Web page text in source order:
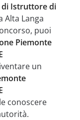
di Istruttore di
Alta Langa
puoi
Piemonte
un
conoscere